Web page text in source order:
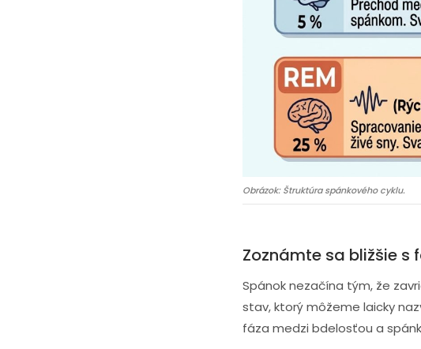
Obrázok: Štruktúra spánkového cyklu.
Zoznámte sa bližšie
Spánok nezačína tým, že
stav, ktorý môžeme laicky
fáza medzi bdelosťou a